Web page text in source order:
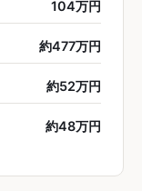
104万円
約477万円
約52万円
約48万円